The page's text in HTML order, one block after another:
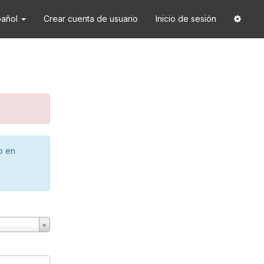
Crear cuenta de usuario Inicio de sesión
en